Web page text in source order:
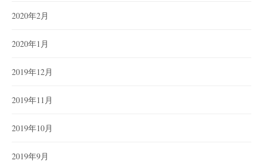
2020年2月
2020年1月
2019年12月
2019年11月
2019年10月
2019年9月